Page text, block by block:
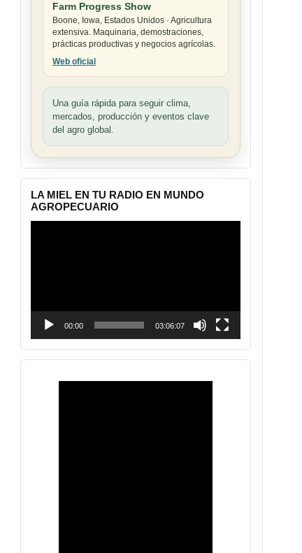
Farm Progress Show
Boone, Iowa, Estados Unidos · Agricultura
extensiva. Maquinaria, demostraciones,
prácticas productivas y negocios agrícolas.
Web oficial
Una guía rápida para seguir clima,
mercados, producción y eventos clave
del agro global.
LA MIEL EN TU RADIO EN MUNDO
AGROPECUARIO
00:00 03:06:07